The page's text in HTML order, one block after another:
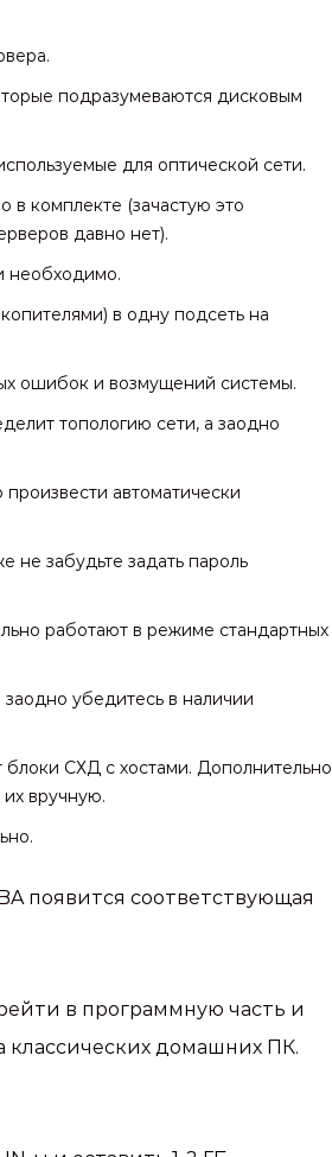
подразумеваются дисковым
для оптической сети.
комплекте (зачастую это
давно нет).
необходимо.
в одну подсеть на
ошибок и возмущений системы.
топологию сети, а заодно
автоматически
не забудьте задать пароль
работают в режиме стандартных
убедитесь в наличии
СХД с хостами. Дополнительно
вручную.
появится соответствующая
в программную часть и
классических домашних ПК.